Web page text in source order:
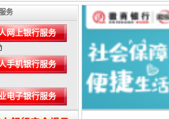
务
网上银行服务
手机银行服务
电子银行服务